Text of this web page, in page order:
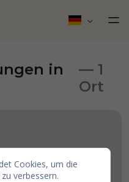
in
— 1
Ort
Cookies, um die
verbessern.